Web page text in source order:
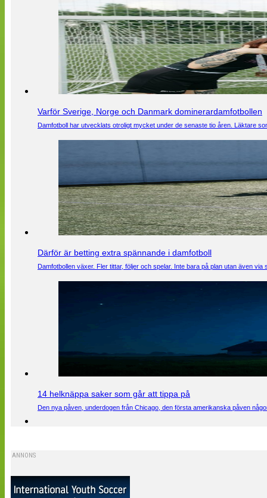
Varför Sverige, Norge och Danmark dominerardamfotbollen
Damfotboll har utvecklats otroligt mycket under de senaste tio åren. Läktare
Därför är betting extra spännande i damfotboll
Damfotbollen växer. Fler tittar, följer och spelar. Inte bara på plan utan även
14 helknäppa saker som går att tippa på
Den nya påven, underdogen från Chicago, den första amerikanska påven
ANNONS